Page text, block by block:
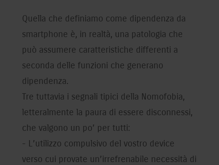
Quella che definiamo come dipendenza da
smartphone è, in realtà, una patologia che
può assumere caratteristiche differenti a
seconda delle funzioni che generano
dipendenza.
Tre tuttavia i segnali tipici della Nomofobia,
letteralmente la paura di essere disconnessi,
che valgono un po’ per tutti:
- L’utilizzo compulsivo del vostro device
verso cui provate un’irrefrenabile necessità di